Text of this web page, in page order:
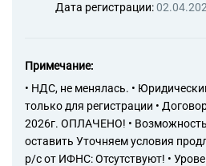
Дата регистрации:
Примечание:
• НДС, не менялась. •
только для регистрации •
2026г. ОПЛАЧЕНО! •
оставить Уточняем условия
р/с от ИФНС: Отсутствуют! •